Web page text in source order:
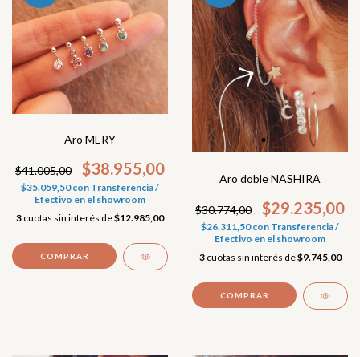
Aro MERY
$41.005,00 $38.955,00
$35.059,50con Transferencia /
Efectivo en el showroom
3 cuotas sin interés de$12.985,00
COMPRAR
Aro doble NASHIRA
$30.774,00 $29.235,00
$26.311,50con Transferencia /
Efectivo en el showroom
3 cuotas sin interés de$9.745,00